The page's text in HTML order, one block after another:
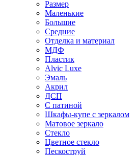
Размер
Маленькие
Большие
Средние
Отделка и материал
МДФ
Пластик
Alvic Luxe
Эмаль
Акрил
ДСП
С патиной
Шкафы-купе с зеркалом
Матовое зеркало
Стекло
Цветное стекло
Пескоструй